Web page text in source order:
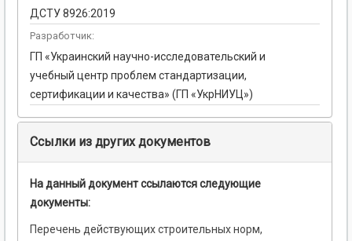
ДСТУ 8926:2019
Разработчик:
ГП «Украинский научно-исследовательский и
учебный центр проблем стандартизации,
сертификации и качества» (ГП «УкрНИУЦ»)
Ссылки из других документов
На данный документ ссылаются следующие
документы:
Перечень действующих строительных норм,